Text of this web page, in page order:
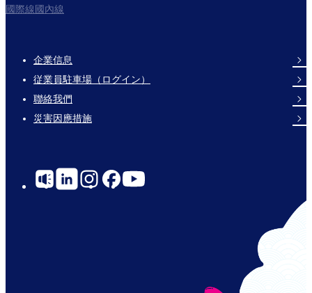
國際線國內線
Footer
Links
企業信息
従業員駐車場（ログイン）
聯絡我們
災害因應措施
Social